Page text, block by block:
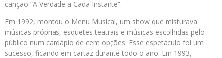
canção “A Verdade a Cada Instante”.
Em 1992, montou o Menu Musical, um show que misturava
músicas próprias, esquetes teatrais e músicas escolhidas pelo
público num cardápio de cem opções. Esse espetáculo foi um
sucesso, ficando em cartaz durante todo o ano. Em 1993,